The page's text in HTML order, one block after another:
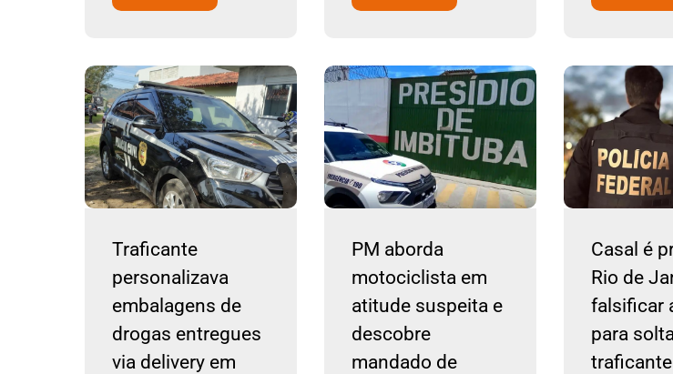
Traficante
personalizava
embalagens de
drogas entregues
via delivery em
PM aborda
motociclista em
atitude suspeita e
descobre
mandado de
Casal é
Rio de
falsificar
para